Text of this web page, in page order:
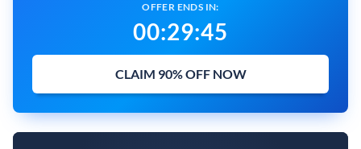
OFFER ENDS IN:
00:29:44
CLAIM 90% OFF NOW